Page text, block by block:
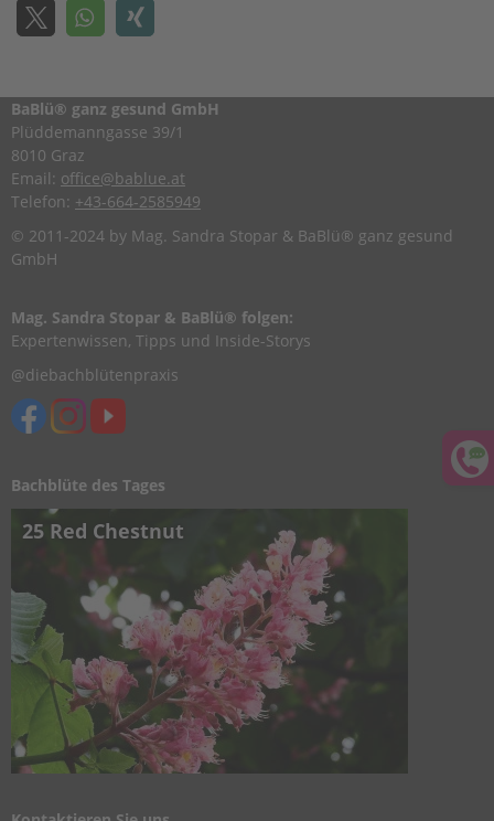
BaBlü® ganz gesund GmbH
Plüddemanngasse 39/1
8010 Graz
Email: office@bablue.at
Telefon: +43-664-2585949
© 2011-2024 by Mag. Sandra Stopar & BaBlü® ganz gesund
GmbH
Mag. Sandra Stopar & BaBlü® folgen:
Expertenwissen, Tipps und Inside-Storys
@diebachblütenpraxis
Bachblüte des Tages
25 Red Chestnut